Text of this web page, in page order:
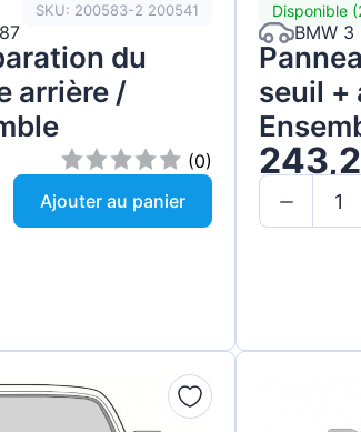
SKU: 200583-2 200541
du
arrière /
(0)
Ajouter au panier
Disponible
BMW 3
seuil +